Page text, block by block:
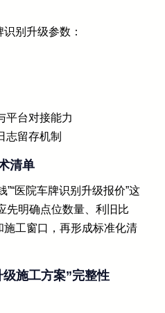
别升级参数：
平台对接能力
志留存机制
清单
医院车牌识别升级报价”这
先明确点位数量、利旧比
工窗口，再形成标准化清
施工方案”完整性